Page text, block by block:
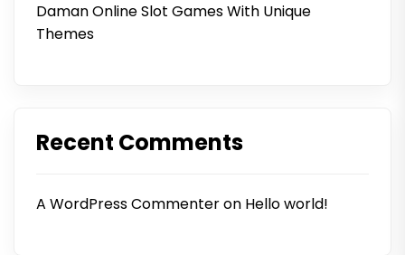
Daman Online Slot Games With Unique
Themes
Recent Comments
A WordPress Commenteron Hello world!